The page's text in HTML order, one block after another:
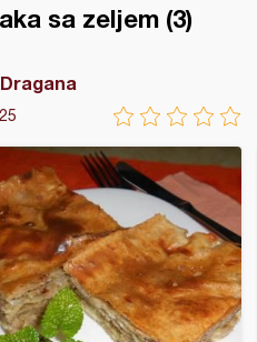
sa zeljem (3)
Dragana